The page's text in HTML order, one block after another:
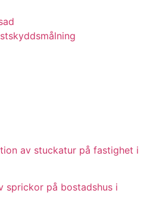
av stuckatur på fastighet i
sprickor på bostadshus i